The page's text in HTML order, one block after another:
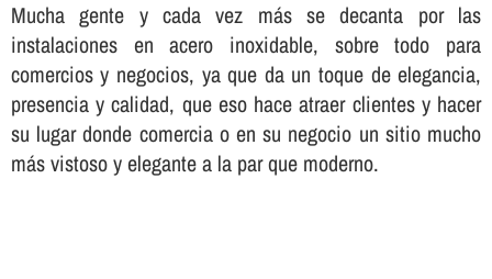
Mucha gente y cada vez más se decanta por las
instalaciones en acero inoxidable, sobre todo para
comercios y negocios, ya que da un toque de elegancia,
presencia y calidad, que eso hace atraer clientes y hacer
su lugar donde comercia o en su negocio un sitio mucho
más vistoso y elegante a la par que moderno.